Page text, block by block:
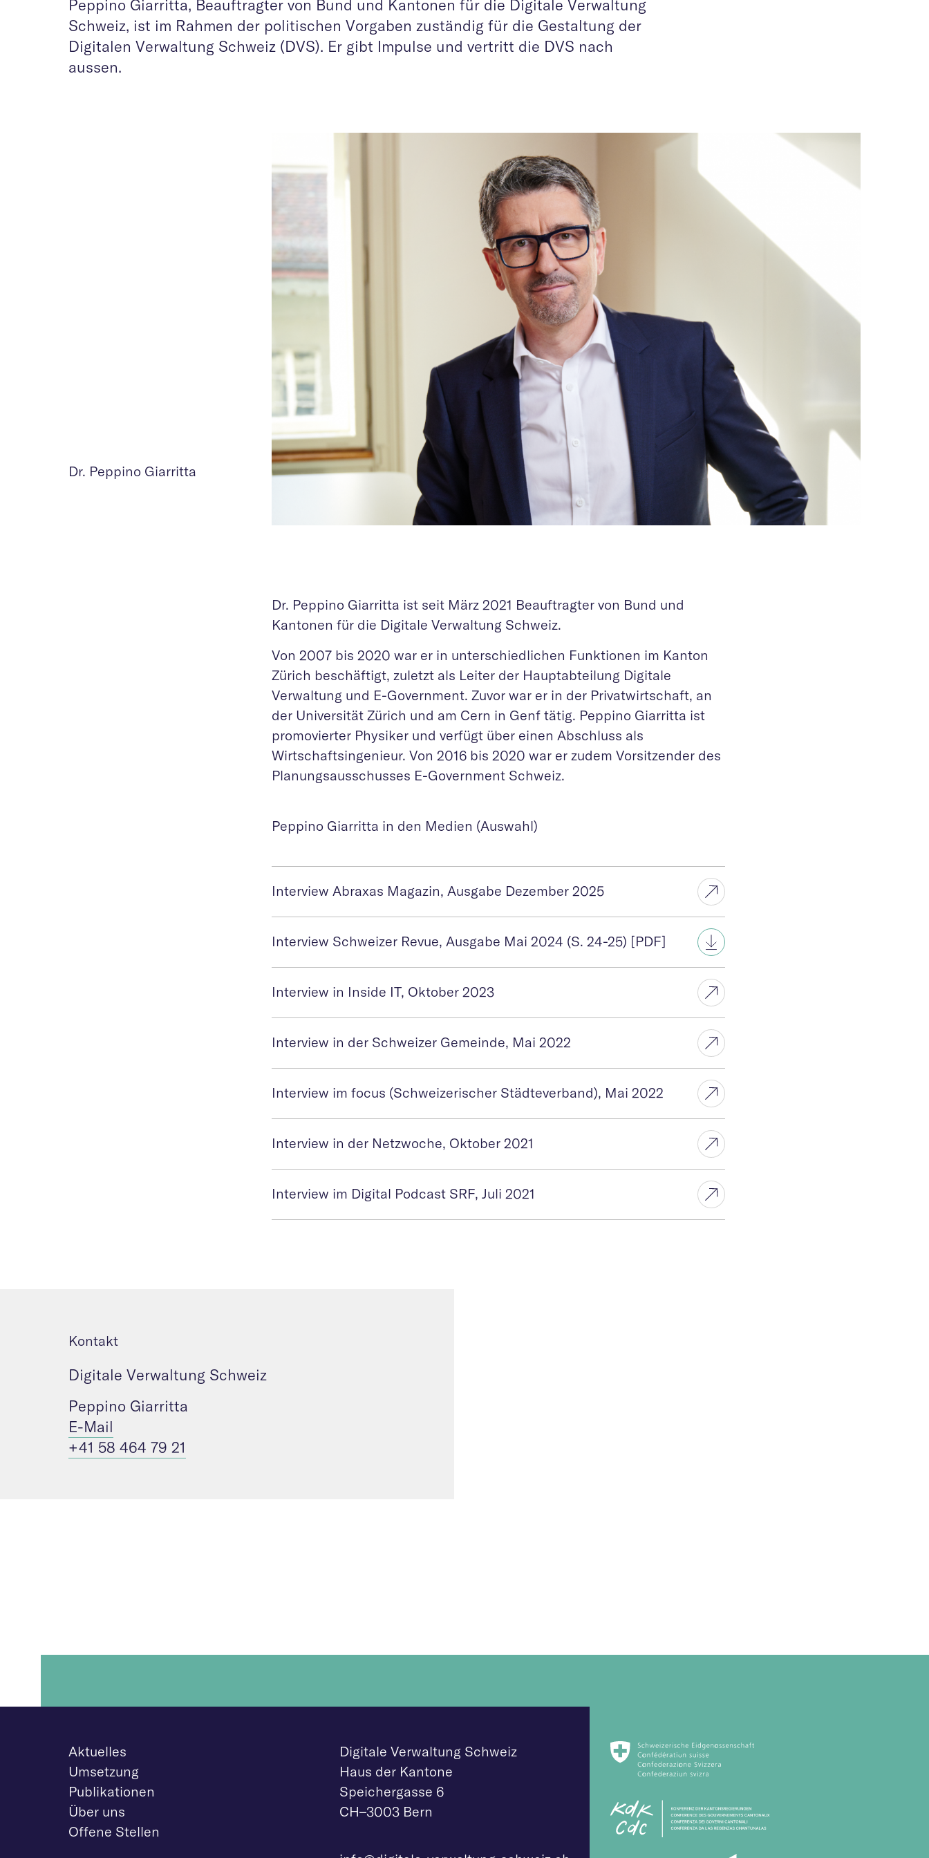
Peppino Giarritta, Beauftragter von Bund und Kantonen für die Digitale Verwaltung
Schweiz, ist im Rahmen der politischen Vorgaben zuständig für die Gestaltung der
Digitalen Verwaltung Schweiz (DVS). Er gibt Impulse und vertritt die DVS nach
aussen.
Dr. Peppino Giarritta
Dr. Peppino Giarritta ist seit März 2021 Beauftragter von Bund und
Kantonen für die Digitale Verwaltung Schweiz.
Von 2007 bis 2020 war er in unterschiedlichen Funktionen im Kanton
Zürich beschäftigt, zuletzt als Leiter der Hauptabteilung Digitale
Verwaltung und E-Government. Zuvor war er in der Privatwirtschaft, an
der Universität Zürich und am Cern in Genf tätig. Peppino Giarritta ist
promovierter Physiker und verfügt über einen Abschluss als
Wirtschaftsingenieur. Von 2016 bis 2020 war er zudem Vorsitzender des
Planungsausschusses E-Government Schweiz.
Peppino Giarritta in den Medien (Auswahl)
Interview Abraxas Magazin, Ausgabe Dezember 2025
Interview Schweizer Revue, Ausgabe Mai 2024 (S. 24-25) [PDF]
Interview in Inside IT, Oktober 2023
Interview in der Schweizer Gemeinde, Mai 2022
Interview im focus (Schweizerischer Städteverband), Mai 2022
Interview in der Netzwoche, Oktober 2021
Interview im Digital Podcast SRF, Juli 2021
Kontakt
Digitale Verwaltung Schweiz
Peppino Giarritta
E-Mail
+41 58 464 79 21
Aktuelles
Umsetzung
Publikationen
Über uns
Offene Stellen
Digitale Verwaltung Schweiz
Haus der Kantone
Speichergasse 6
CH–3003 Bern